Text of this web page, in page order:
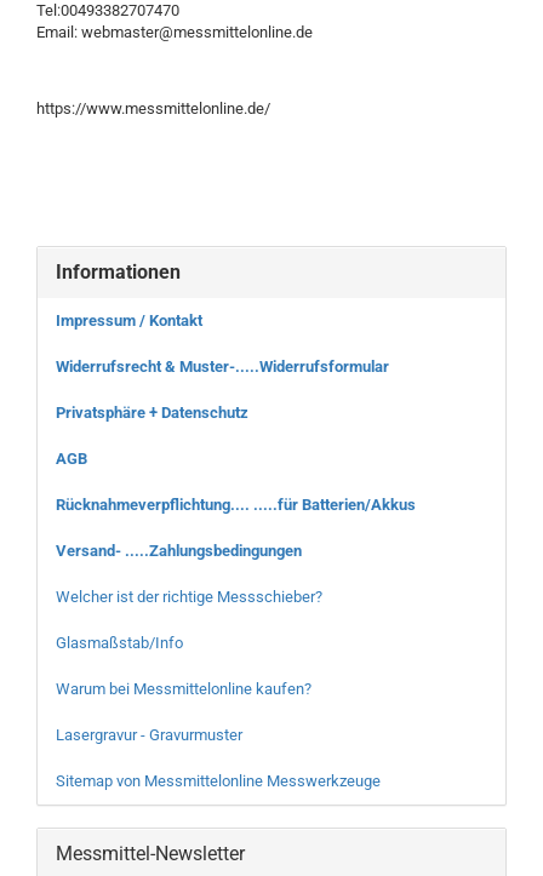
Tel:00493382707470
Email: webmaster@messmittelonline.de
https://www.messmittelonline.de/
Informationen
Impressum / Kontakt
Widerrufsrecht & Muster-.....Widerrufsformular
Privatsphäre + Datenschutz
AGB
Rücknahmeverpflichtung.... .....für Batterien/Akkus
Versand- .....Zahlungsbedingungen
Welcher ist der richtige Messschieber?
Glasmaßstab/Info
Warum bei Messmittelonline kaufen?
Lasergravur - Gravurmuster
Sitemap von Messmittelonline Messwerkzeuge
Messmittel-Newsletter